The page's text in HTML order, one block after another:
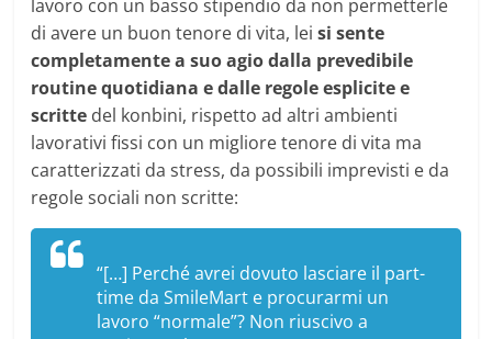
lavoro con un basso stipendio da non permetterle
di avere un buon tenore di vita, leisi sente
completamente a suo agio dalla prevedibile
routine quotidiana e dalle regole esplicite e
scritte del konbini, rispetto ad altri ambienti
lavorativi fissi con un migliore tenore di vita ma
caratterizzati da stress, da possibili imprevisti e da
regole sociali non scritte:
“[…] Perché avrei dovuto lasciare il part-
time da SmileMart e procurarmi un
lavoro “normale”? Non riuscivo a